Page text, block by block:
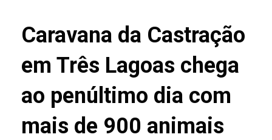
Caravana da Castração
em Três Lagoas chega
ao penúltimo dia com
mais de 900 animais